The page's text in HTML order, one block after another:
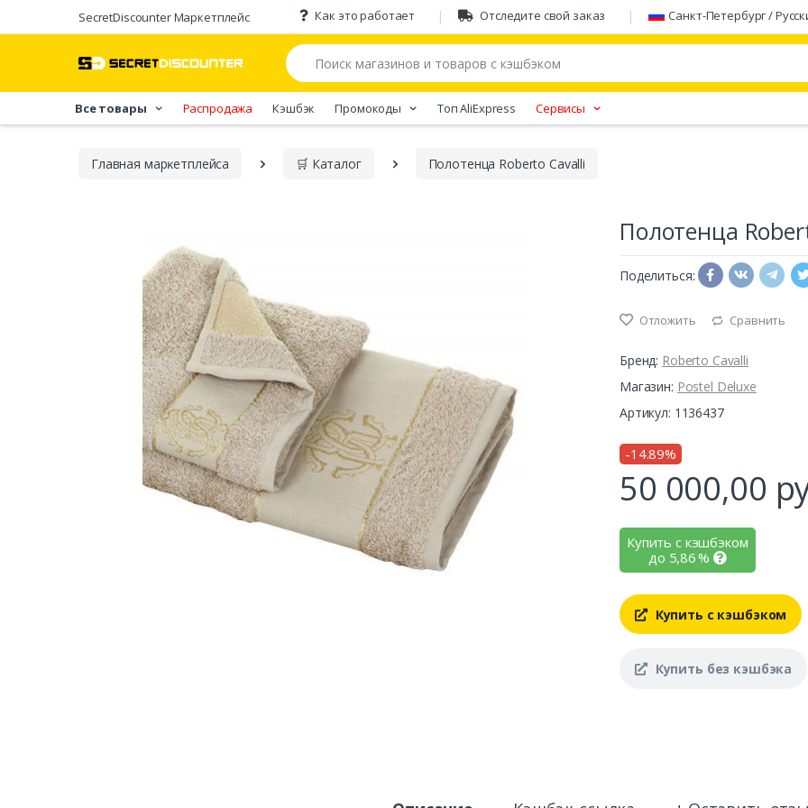
SecretDiscounter Маркетплейс Как это работает Отследите свой заказ Санкт-Петербург /
Все товары Распродажа Кэшбэк Промокоды Tоп AliExpress Сервисы
Главная марĸетплейса 🛒 Каталог Полотенца Roberto Cavalli
Полотенца
Поделиться:
Отложить Сравнить
Бренд: Roberto Cavalli
Магазин: Postel Deluxe
Артикул: 1136437
-14.89%
50 000,00
Купить с кэшбэком
до 5,86%
Купить с кэшбэком
Купить без кэшбэка